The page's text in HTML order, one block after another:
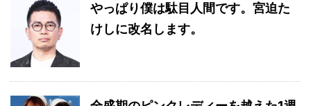
やっぱり僕は駄目人間です。宮迫た
けしに改名します。